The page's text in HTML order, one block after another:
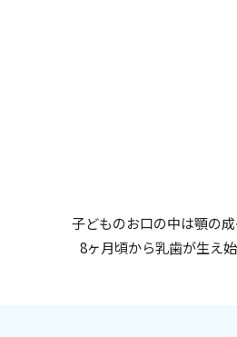
子どものお口の中は顎の
8ヶ月頃から乳歯が生え